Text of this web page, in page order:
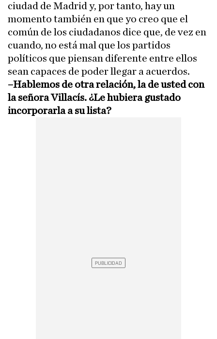
ciudad de Madrid y, por tanto, hay un
momento también en que yo creo que el
común de los ciudadanos dice que, de vez en
cuando, no está mal que los partidos
políticos que piensan diferente entre ellos
sean capaces de poder llegar a acuerdos.
–Hablemos de otra relación, la de usted con
la señora Villacís. ¿Le hubiera gustado
incorporarla a su lista?